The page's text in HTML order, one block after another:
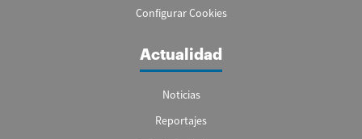
Configurar Cookies
Actualidad
Noticias
Reportajes